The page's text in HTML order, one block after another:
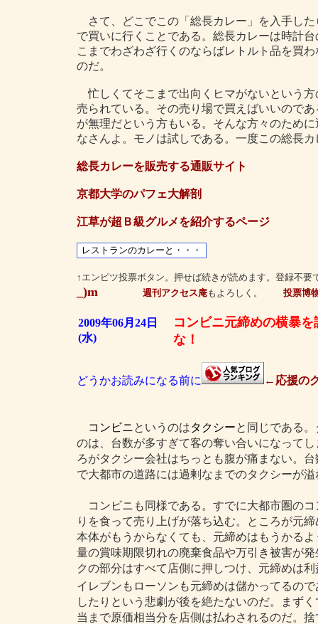
さて、どこでこの「総長カレー」を入手し
で買いに行くことである。総長カレーは時計
こまでわざわざ行くのならばレトルト品を買
のだ。
忙しくてそこまで出向くヒマがないという
売られている。その売り場で買えばいいので
が無理だという方もいる。そんな方々のため
なさんよ。モノは試しである。一度この総長
総長カレーを販売する通販サイト
京都大学のパフェ大解剖
江草が超Ｂ級グルメを紹介するページ
↑エンピツ投票ボタン。押せば続きが読めます。登録不要
_)m 週刊アクセス庵もよろしく。 投票博
2009年06月24日
(水)
コンビニ元締めの横暴を
な！
どうかお読みになる前に ←応援の
コンビニというのはタクシーと同じである
のは、台数が多すぎて客の奪い合いになって
ろがタクシー会社はちっとも腹が痛まない。
で大都市の道路には過剰なまでのタクシーが
コンビニも同様である。すでに大都市圏のコ
りを食って売り上げが落ち込む。ところが元
本体がもうからなくても、元締めはもうかる
量の賞味期限切れの廃棄食品や万引き被害が
クの部分はすべて店側に押しつけ、元締めは
イレブンもローソンも元締めは儲かってるの
したりという悲劇が後を絶たないのだ。まず
当まで原価相当分を店側は払わされるのだ。